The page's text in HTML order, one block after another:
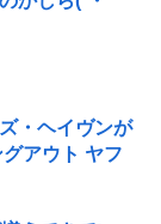
・ヘイヴンが
アウト ヤフ